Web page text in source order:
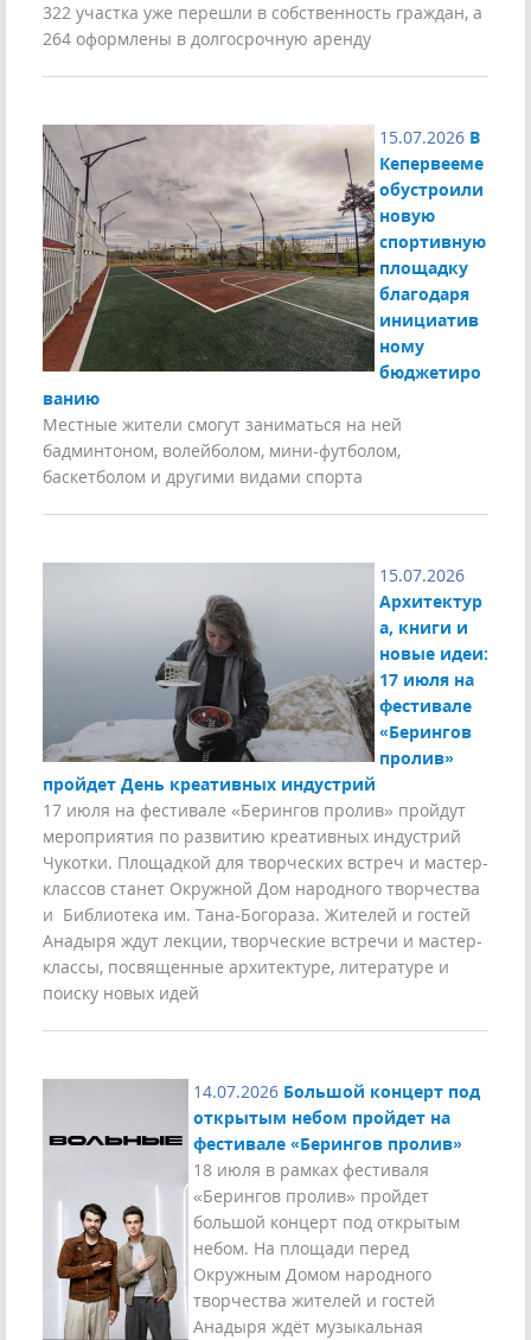
322 участка уже перешли в собственность граждан, а
264 оформлены в долгосрочную аренду
15.07.2026 В
Кепервееме
обустроили
новую
спортивную
площадку
благодаря
инициатив
ному
бюджетиро
ванию
Местные жители смогут заниматься на ней
бадминтоном, волейболом, мини-футболом,
баскетболом и другими видами спорта
15.07.2026
Архитектур
а, книги и
новые идеи:
17 июля на
фестивале
«Берингов
пролив»
пройдет День креативных индустрий
17 июля на фестивале «Берингов пролив» пройдут
мероприятия по развитию креативных индустрий
Чукотки. Площадкой для творческих встреч и мастер-
классов станет Окружной Дом народного творчества
и Библиотека им. Тана-Богораза. Жителей и гостей
Анадыря ждут лекции, творческие встречи и мастер-
классы, посвященные архитектуре, литературе и
поиску новых идей
14.07.2026 Большой концерт под
открытым небом пройдет на
фестивале «Берингов пролив»
18 июля в рамках фестиваля
«Берингов пролив» пройдет
большой концерт под открытым
небом. На площади перед
Окружным Домом народного
творчества жителей и гостей
Анадыря ждёт музыкальная